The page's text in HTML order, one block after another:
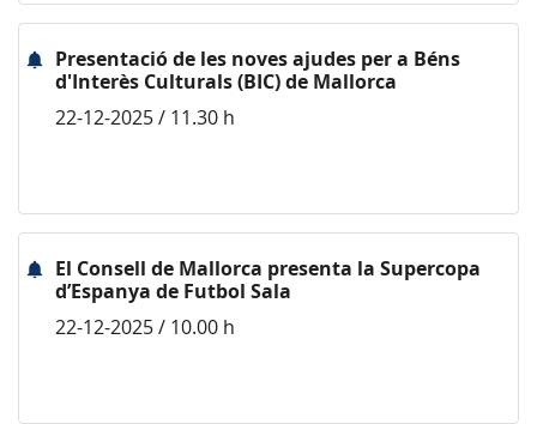
Presentació de les noves ajudes per a Béns
d'Interès Culturals (BIC) de Mallorca
22-12-2025 / 11.30 h
El Consell de Mallorca presenta la Supercopa
d’Espanya de Futbol Sala
22-12-2025 / 10.00 h